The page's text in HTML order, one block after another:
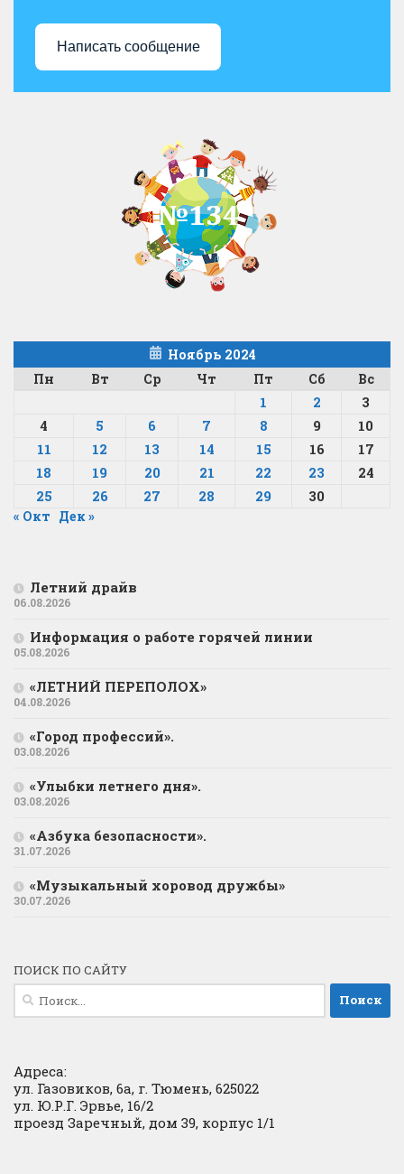
Написать сообщение
Ноябрь 2024
Пн
Вт Ср Чт Пт Сб Вс
1 2
3
4
5 6 7 8 9
10
11
12 13 14 15 16
17
18
19 20 21 22 23
24
25
26 27 28 29 30
« Окт Дек »
Летний драйв
06.08.2026
Информация о работе горячей линии
05.08.2026
«ЛЕТНИЙ ПЕРЕПОЛОХ»
04.08.2026
«Город профессий».
03.08.2026
«Улыбки летнего дня».
03.08.2026
«Азбука безопасности».
31.07.2026
«Музыкальный хоровод дружбы»
30.07.2026
ПОИСК ПО САЙТУ
Найти:
Адреса:
ул. Газовиков, 6а, г. Тюмень, 625022
ул. Ю.Р.Г. Эрвье, 16/2
проезд Заречный, дом 39, корпус 1/1